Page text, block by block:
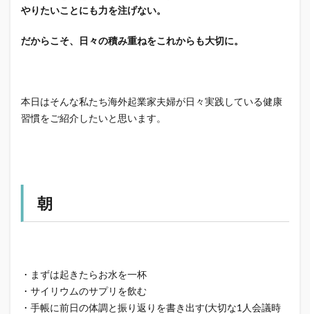
やりたいことにも力を注げない。
だからこそ、日々の積み重ねをこれからも大切に。
本日はそんな私たち海外起業家夫婦が日々実践している健康
習慣をご紹介したいと思います。
朝
・まずは起きたらお水を一杯
・サイリウムのサプリを飲む
・手帳に前日の体調と振り返りを書き出す(大切な1人会議時